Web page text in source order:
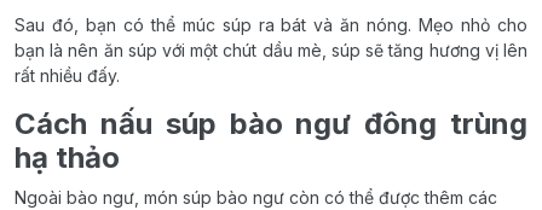
Sau đó, bạn có thể múc súp ra bát và ăn nóng. Mẹo nhỏ cho
bạn là nên ăn súp với một chút dầu mè, súp sẽ tăng hương vị lên
rất nhiều đấy.
Cách nấu súp bào ngư đông trùng
hạ thảo
Ngoài bào ngư, món súp bào ngư còn có thể được thêm các